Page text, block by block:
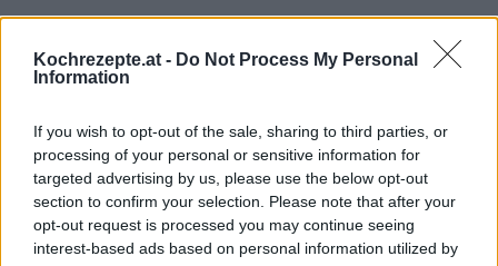
Kochrezepte.at - Do Not Process My Personal
Information
If you wish to opt-out of the sale, sharing to third parties, or
processing of your personal or sensitive information for
targeted advertising by us, please use the below opt-out
section to confirm your selection. Please note that after your
opt-out request is processed you may continue seeing
interest-based ads based on personal information utilized by
Dessert Rezepte/ Obst Rezepte/ Süßspeisen Rezepte/
Vegetarische Rezepte/ Wein Rezepte/ Weintrauben Rezepte
Nachspeisen Rezepte
Top